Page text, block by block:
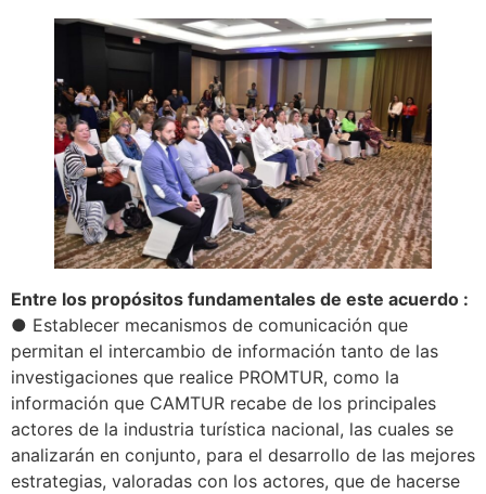
Entre los propósitos fundamentales de este acuerdo :
● Establecer mecanismos de comunicación que
permitan el intercambio de información tanto de las
investigaciones que realice PROMTUR, como la
información que CAMTUR recabe de los principales
actores de la industria turística nacional, las cuales se
analizarán en conjunto, para el desarrollo de las mejores
estrategias, valoradas con los actores, que de hacerse